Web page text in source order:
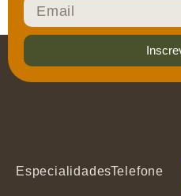
EspecialidadesTelefone